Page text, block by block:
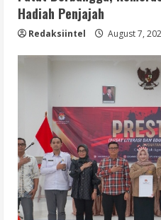
Hadiah Penjajah
Redaksiintel August 7,